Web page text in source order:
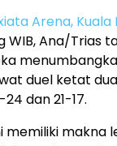
Arena, Kuala
WIB, Ana/Trias
duel ketat
dan 21-17.
memiliki makna